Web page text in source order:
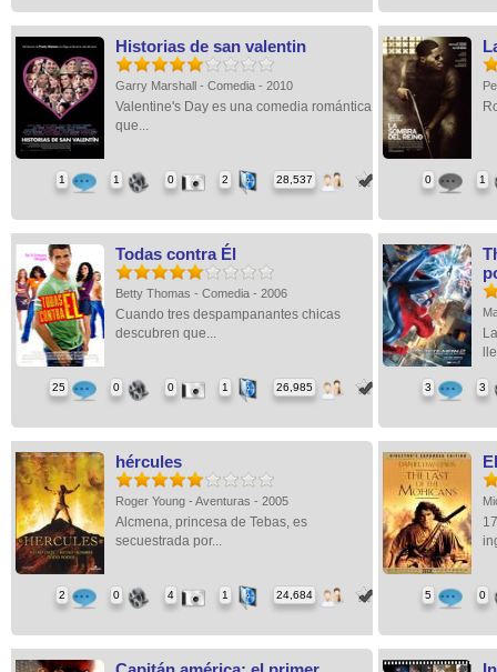
Historias de san valentin
Garry Marshall - Comedia - 2010
Valentine's Day es una comedia romántica
que...
1 1 0 2 28,537 0 1
Todas contra Él
Betty Thomas - Comedia - 2006
Cuando tres despampanantes chicas
descubren que...
25 0 0 1 26,985 3 3
hércules
Roger Young - Aventuras - 2005
Alcmena, princesa de Tebas, es
secuestrada por...
2 0 4 1 24,684 5 0